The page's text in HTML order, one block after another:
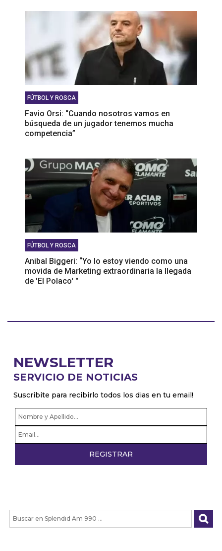
FÚTBOL Y ROSCA
Favio Orsi: “Cuando nosotros vamos en
búsqueda de un jugador tenemos mucha
competencia”
FÚTBOL Y ROSCA
Anibal Biggeri: “Yo lo estoy viendo como una
movida de Marketing extraordinaria la llegada
de 'El Polaco' "
NEWSLETTER
SERVICIO DE NOTICIAS
Suscribite para recibirlo todos los dias en tu email!